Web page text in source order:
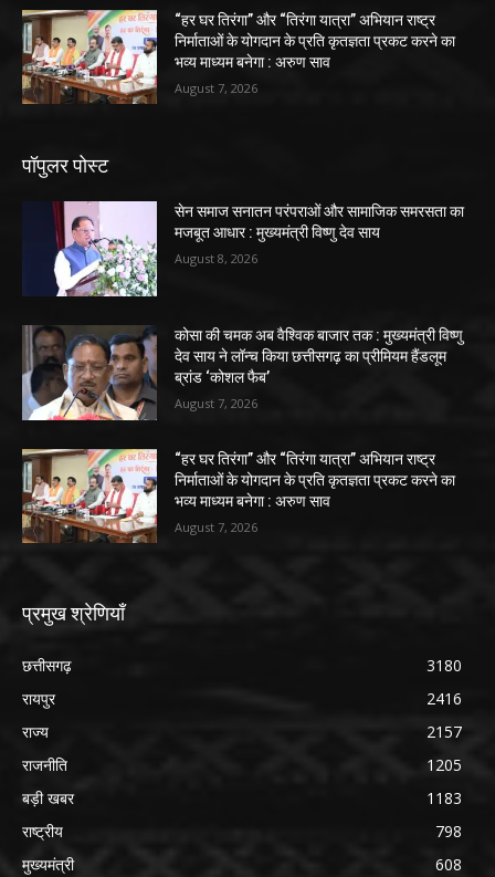
“हर घर तिरंगा” और “तिरंगा यात्रा” अभियान राष्ट्र
निर्माताओं के योगदान के प्रति कृतज्ञता प्रकट करने का
भव्य माध्यम बनेगा : अरुण साव
August 7, 2026
पॉपुलर पोस्ट
सेन समाज सनातन परंपराओं और सामाजिक समरसता का
मजबूत आधार : मुख्यमंत्री विष्णु देव साय
August 8, 2026
कोसा की चमक अब वैश्विक बाजार तक : मुख्यमंत्री विष्णु
देव साय ने लॉन्च किया छत्तीसगढ़ का प्रीमियम हैंडलूम
ब्रांड ‘कोशल फैब’
August 7, 2026
“हर घर तिरंगा” और “तिरंगा यात्रा” अभियान राष्ट्र
निर्माताओं के योगदान के प्रति कृतज्ञता प्रकट करने का
भव्य माध्यम बनेगा : अरुण साव
August 7, 2026
प्रमुख श्रेणियाँ
छत्तीसगढ़
3180
रायपुर
2416
राज्य
2157
राजनीति
1205
बड़ी खबर
1183
राष्ट्रीय
798
मुख्यमंत्री
608